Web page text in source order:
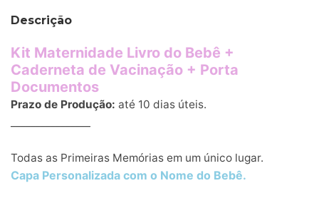
Descrição
Kit Maternidade Livro do Bebê +
Caderneta de Vacinação + Porta
Documentos
Prazo de Produção: até 10 dias úteis.
Todas as Primeiras Memórias em um único lugar.
Capa Personalizada com o Nome do Bebê.